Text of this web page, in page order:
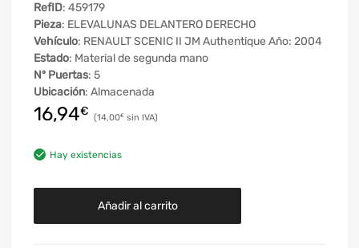
RefID: 459179
Pieza: ELEVALUNAS DELANTERO DERECHO
Vehículo: RENAULT SCENIC II JM Authentique Año: 2004
Estado: Material de segunda mano
Nº Puertas: 5
Ubicación: Almacenada
16,94€ 14,00€
Hay existencias
Añadir al carrito